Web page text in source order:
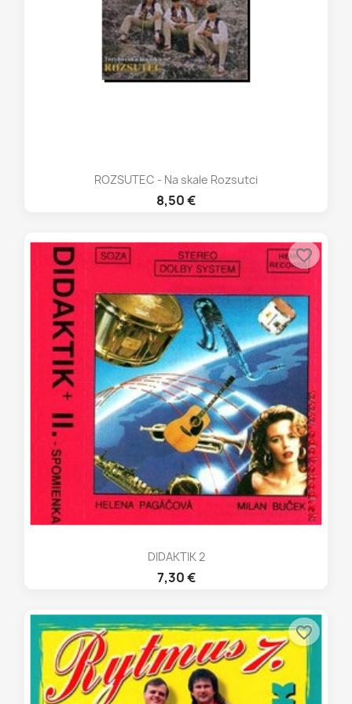
ROZSUTEC - Na skale Rozsutci
8,50 €
DIDAKTIK 2
7,30 €
favorite_border
favorite_border